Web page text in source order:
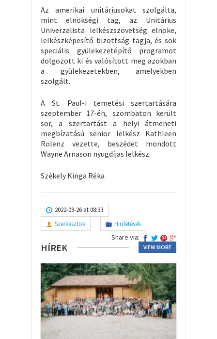
Az amerikai unitáriusokat szolgálta,
mint elnökségi tag, az Unitárius
Univerzalista lelkészszövetség elnöke,
lelkészképesítő bizottság tagja, és sok
speciális gyülekezetépítő programot
dolgozott ki és valósított meg azokban
a gyülekezetekben, amelyekben
szolgált.
A St. Paul-i temetési szertartására
szeptember 17-én, szombaton került
sor, a szertartást a helyi átmeneti
megbízatású senior lelkész Kathleen
Rolenz vezette, beszédet mondott
Wayne Arnason nyugdíjas lelkész.
Székely Kinga Réka
2022-09-26 at 08:33
Szerkesztok
Hirdetések
Share via:
HÍREK VIEW MORE